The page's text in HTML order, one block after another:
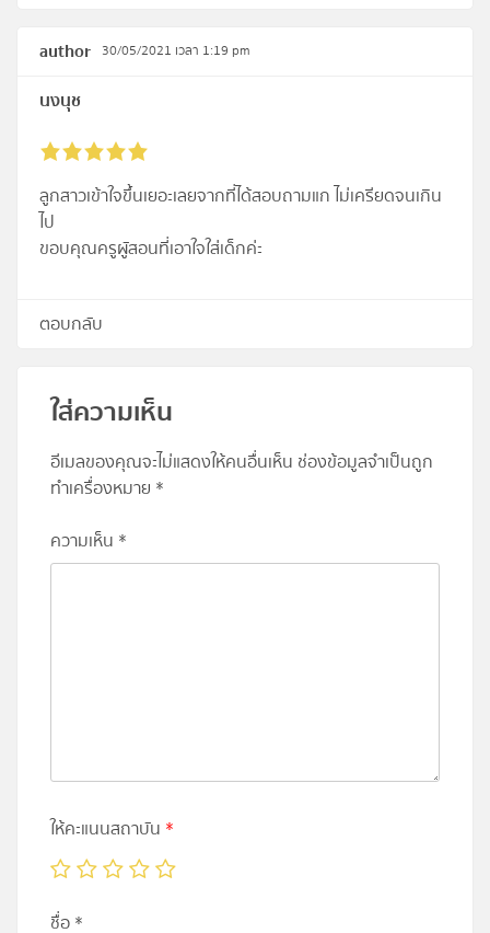
author 30/05/2021 เวลา 1:19 pm
นงนุช
ลูกสาวเข้าใจขึ้นเยอะเลยจากที่ได้สอบถามแก ไม่เครียดจนเกิน
ไป
ขอบคุณครูผูัสอนที่เอาใจใส่เด็กค่ะ
ตอบกลับ
ใส่ความเห็น
อีเมลของคุณจะไม่แสดงให้คนอื่นเห็น ช่องข้อมูลจำเป็นถูก
ทำเครื่องหมาย *
ความเห็น *
ให้คะแนนสถาบัน *
ชื่อ*